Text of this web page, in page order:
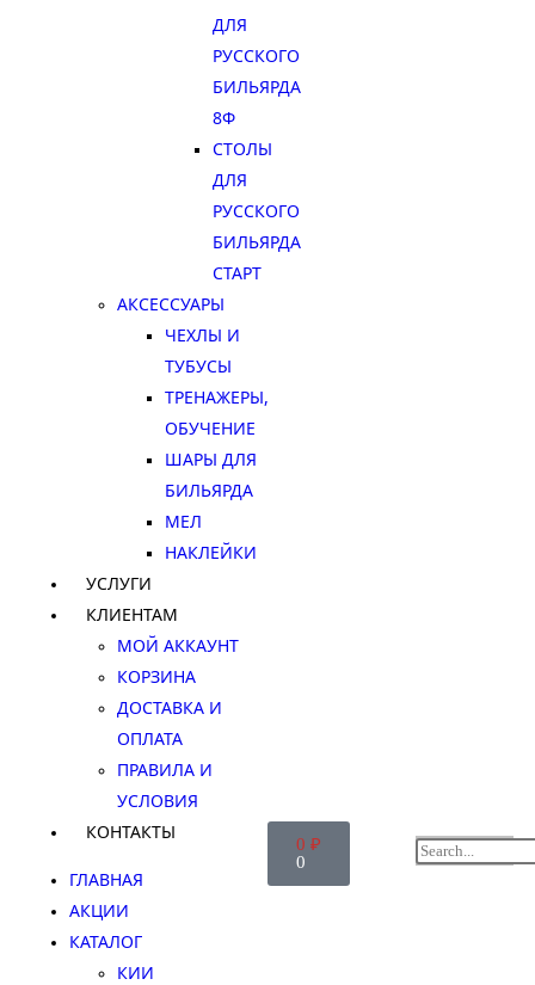
ДЛЯ
РУССКОГО
БИЛЬЯРДА
8Ф
СТОЛЫ
ДЛЯ
РУССКОГО
БИЛЬЯРДА
СТАРТ
АКСЕССУАРЫ
ЧЕХЛЫ И
ТУБУСЫ
ТРЕНАЖЕРЫ,
ОБУЧЕНИЕ
ШАРЫ ДЛЯ
БИЛЬЯРДА
МЕЛ
НАКЛЕЙКИ
УСЛУГИ
КЛИЕНТАМ
МОЙ АККАУНТ
КОРЗИНА
ДОСТАВКА И
ОПЛАТА
ПРАВИЛА И
УСЛОВИЯ
КОНТАКТЫ
ГЛАВНАЯ
АКЦИИ
КАТАЛОГ
КИИ
0 ₽
0